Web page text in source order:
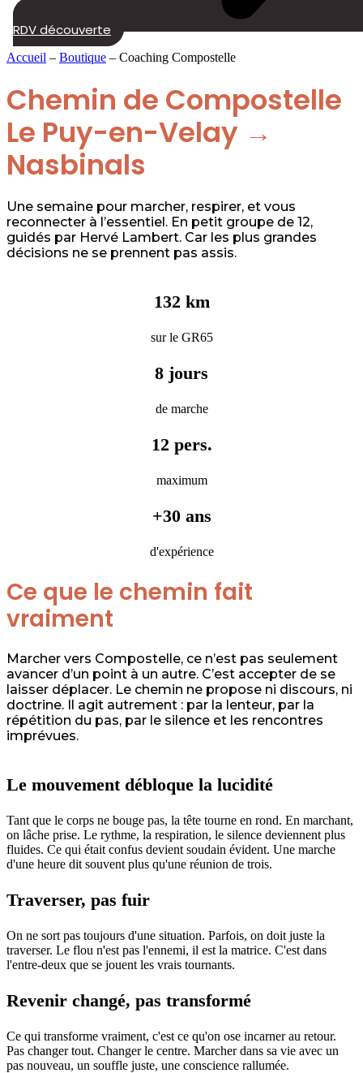
RDV découverte
Accueil – Boutique – Coaching Compostelle
Chemin de Compostelle
Le Puy-en-Velay →
Nasbinals
Une semaine pour marcher, respirer, et vous
reconnecter à l’essentiel. En petit groupe de 12,
guidés par Hervé Lambert. Car les plus grandes
décisions ne se prennent pas assis.
132 km
sur le GR65
8 jours
de marche
12 pers.
maximum
+30 ans
d'expérience
Ce que le chemin fait
vraiment
Marcher vers Compostelle, ce n’est pas seulement
avancer d’un point à un autre. C’est accepter de se
laisser déplacer. Le chemin ne propose ni discours, ni
doctrine. Il agit autrement : par la lenteur, par la
répétition du pas, par le silence et les rencontres
imprévues.
Le mouvement débloque la lucidité
Tant que le corps ne bouge pas, la tête tourne en rond. En marchant,
on lâche prise. Le rythme, la respiration, le silence deviennent plus
fluides. Ce qui était confus devient soudain évident. Une marche
d'une heure dit souvent plus qu'une réunion de trois.
Traverser, pas fuir
On ne sort pas toujours d'une situation. Parfois, on doit juste la
traverser. Le flou n'est pas l'ennemi, il est la matrice. C'est dans
l'entre-deux que se jouent les vrais tournants.
Revenir changé, pas transformé
Ce qui transforme vraiment, c'est ce qu'on ose incarner au retour.
Pas changer tout. Changer le centre. Marcher dans sa vie avec un
pas nouveau, un souffle juste, une conscience rallumée.